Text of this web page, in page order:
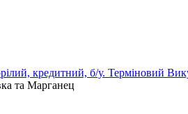
кредитний, б/у. Терміновий
та Марганец